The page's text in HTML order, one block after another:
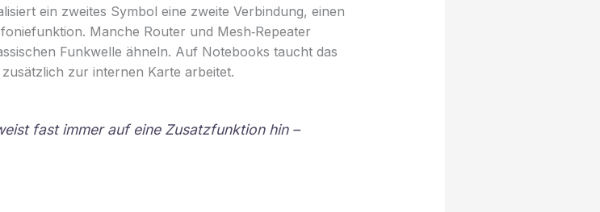
ein zweites Symbol eine zweite Verbindung, einen
Manche Router und Mesh‑Repeater
Funkwelle ähneln. Auf Notebooks taucht das
zur internen Karte arbeitet.
fast immer auf eine Zusatzfunktion hin –